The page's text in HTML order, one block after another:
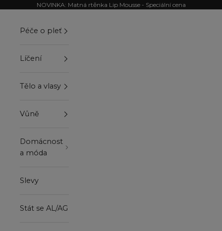
Přejít na obsahNOVINKA: Matná rtěnka Lip Mousse - Speciální cena
Péče o pleť
Líčení
Tělo a vlasy
Vůně
Domácnost
a móda
Slevy
Stát se AL/AG